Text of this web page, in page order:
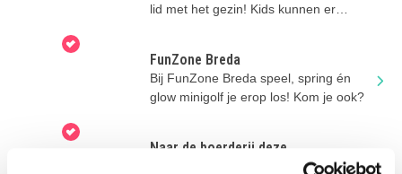
lid met het gezin! Kids kunnen er
FunZone Breda
Bij FunZone Breda speel, spring én
glow minigolf je erop los! Kom je ook?
Naar de boerderij deze
Op zoek naar een leuk en betaalbaar